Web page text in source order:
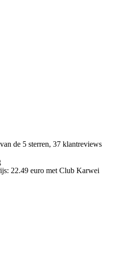
de 5 sterren, 37 klantreviews
22.49 euro met Club Karwei